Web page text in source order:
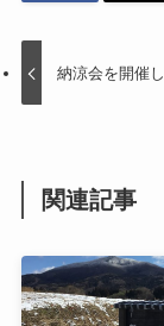
納涼会を開催
関連記事